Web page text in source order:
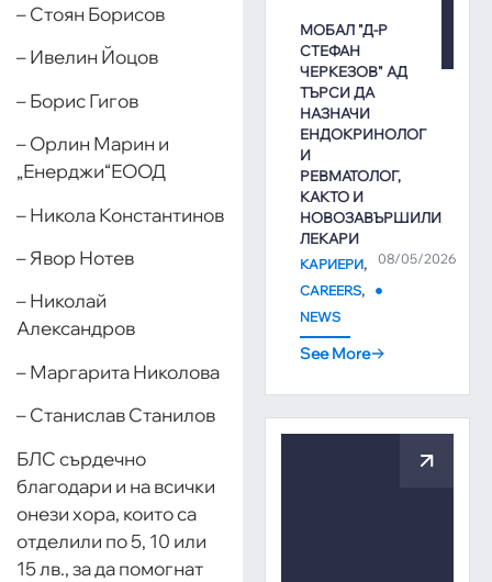
– Стоян Борисов
– Ивелин Йоцов
– Борис Гигов
– Орлин Марин и
„Енерджи“ЕООД
– Никола Константинов
– Явор Нотев
– Николай
Александров
– Маргарита Николова
– Станислав Станилов
БЛС сърдечно
благодари и на всички
онези хора, които са
отделили по 5, 10 или
15 лв., за да помогнат
МОБАЛ "Д-Р
СТЕФАН
ЧЕРКЕЗОВ" АД
ТЪРСИ ДА
НАЗНАЧИ
ЕНДОКРИНОЛОГ
И
РЕВМАТОЛОГ,
КАКТО И
НОВОЗАВЪРШИЛИ
ЛЕКАРИ
08/05/2026
КАРИЕРИ,
CAREERS,
NEWS
See More